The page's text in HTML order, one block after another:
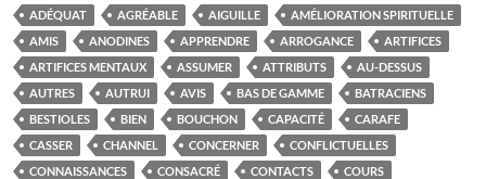
ADÉQUAT AGRÉABLE AIGUILLE
AMÉLIORATION SPIRITUELLE
AMIS
ANODINES APPRENDRE ARROGANCE
ARTIFICES
ARTIFICES MENTAUX
ASSUMER ATTRIBUTS
AU-DESSUS
AUTRES
AUTRUI AVIS BAS DE GAMME
BATRACIENS
BESTIOLES
BIEN BOUCHON CAPACITÉ
CARAFE
CASSER
CHANNEL CONCERNER
CONFLICTUELLES
CONNAISSANCES
CONSACRÉ CONTACTS
COURS